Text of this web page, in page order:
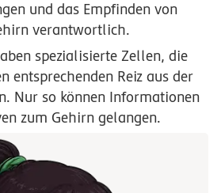
und das Empfinden von
verantwortlich.
spezialisierte Zellen, die
entsprechenden Reiz aus der
Nur so können Informationen
zum Gehirn gelangen.